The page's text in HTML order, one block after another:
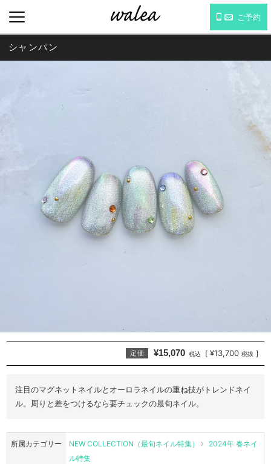
ご予約
シャンパン
定価 ¥15,070 税込 [ ¥13,700 税抜 ]
注目のマグネットネイルとオーロラネイルの重ね技がトレンドネイ
ル。周りと差をつけるなら要チェックの最旬ネイル。
所属カテゴリー NEW COLLECTION（最旬ネイル特集）
2024年 春ネイ
ル特集